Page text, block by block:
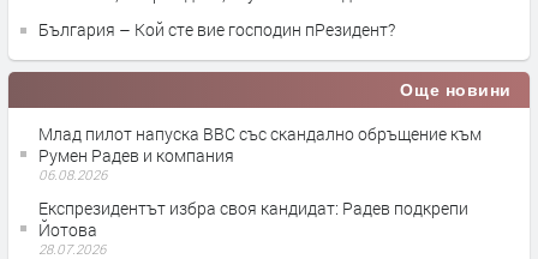
България – Кой сте вие господин пРезидент?
Още новини
Млад пилот напуска ВВС със скандално обръщение към
Румен Радев и компания
06.08.2026
Експрезидентът избра своя кандидат: Радев подкрепи
Йотова
28.07.2026